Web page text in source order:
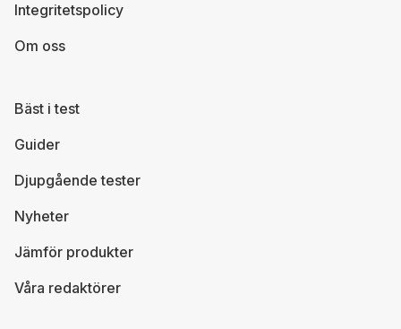
Bäst i test
Guider
Djupgående tester
Nyheter
Jämför produkter
Våra redaktörer
Integritetspolicy
Om oss